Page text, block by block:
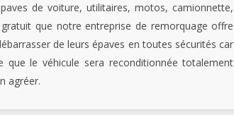
de voiture, utilitaires, motos, camionnette,
gratuit que notre entreprise de remorquage offre
de leurs épaves en toutes sécurités car
que le véhicule sera reconditionnée totalement
agréer.